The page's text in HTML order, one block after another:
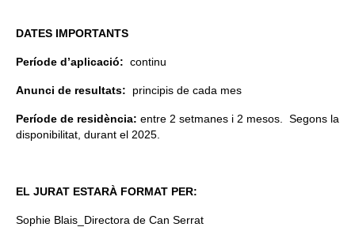
DATES IMPORTANTS
Període d’aplicació: continu
Anunci de resultats: principis de cada mes
Període de residència: entre 2 setmanes i 2 mesos. Segons la
disponibilitat, durant el 2025.
EL JURAT ESTARÀ FORMAT PER:
Sophie Blais_Directora de Can Serrat